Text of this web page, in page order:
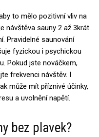
to mělo pozitivní vliv na
návštěva sauny 2 až 3krát
Pravidelné saunování
fyzickou i psychickou
Pokud jste nováčkem,
frekvenci návštěv. I
může mít příznivé účinky,
a uvolnění napětí.
bez plavek?